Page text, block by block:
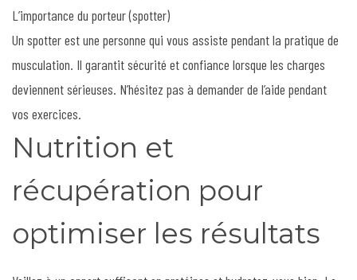
L’importance du porteur (spotter)
Un spotter est une personne qui vous assiste pendant la pratique de
musculation. Il garantit sécurité et confiance lorsque les charges
deviennent sérieuses. N’hésitez pas à demander de l’aide pendant
vos exercices.
Nutrition et
récupération pour
optimiser les résultats